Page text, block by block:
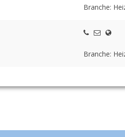
Branche:
Branche: